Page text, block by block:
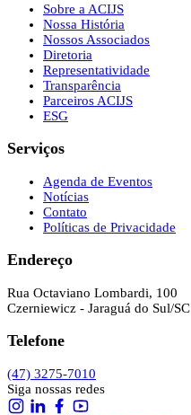
Sobre a ACIJS
Nossa História
Nossos Associados
Diretoria
Representatividade
Transparência
Parceiros ACIJS
ESG
Serviços
Agenda de Eventos
Notícias
Contato
Políticas de Privacidade
Endereço
Rua Octaviano Lombardi, 100
Czerniewicz - Jaraguá do Sul/SC
Telefone
(47) 3275-7010
Siga nossas redes